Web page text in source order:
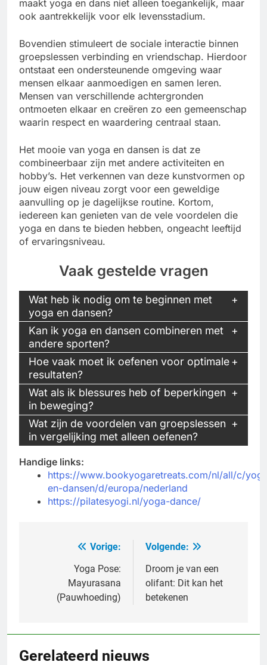
maakt yoga en dans niet alleen toegankelijk, maar
ook aantrekkelijk voor elk levensstadium.
Bovendien stimuleert de sociale interactie binnen
groepslessen verbinding en vriendschap. Hierdoor
ontstaat een ondersteunende omgeving waar
mensen elkaar aanmoedigen en samen leren.
Mensen van verschillende achtergronden
ontmoeten elkaar en creëren zo een gemeenschap
waarin respect en waardering centraal staan.
Het mooie van yoga en dansen is dat ze
combineerbaar zijn met andere activiteiten en
hobby’s. Het verkennen van deze kunstvormen op
jouw eigen niveau zorgt voor een geweldige
aanvulling op je dagelijkse routine. Kortom,
iedereen kan genieten van de vele voordelen die
yoga en dans te bieden hebben, ongeacht leeftijd
of ervaringsniveau.
Vaak gestelde vragen
Wat heb ik nodig om te beginnen met
yoga en dansen?
Kan ik yoga en dansen combineren met
andere sporten?
Hoe vaak moet ik oefenen voor optimale
resultaten?
Wat als ik blessures heb of beperkingen
in beweging?
Wat zijn de voordelen van groepslessen
in vergelijking met alleen oefenen?
Handige links:
https://www.bookyogaretreats.com/nl/all/c/
en-dansen/d/europa/nederland
https://pilatesyogi.nl/yoga-dance/
navigatie
Vorige:
Yoga Pose:
Mayurasana
(Pauwhoeding)
Volgende:
Droom je van een
olifant: Dit kan het
betekenen
Gerelateerd nieuws